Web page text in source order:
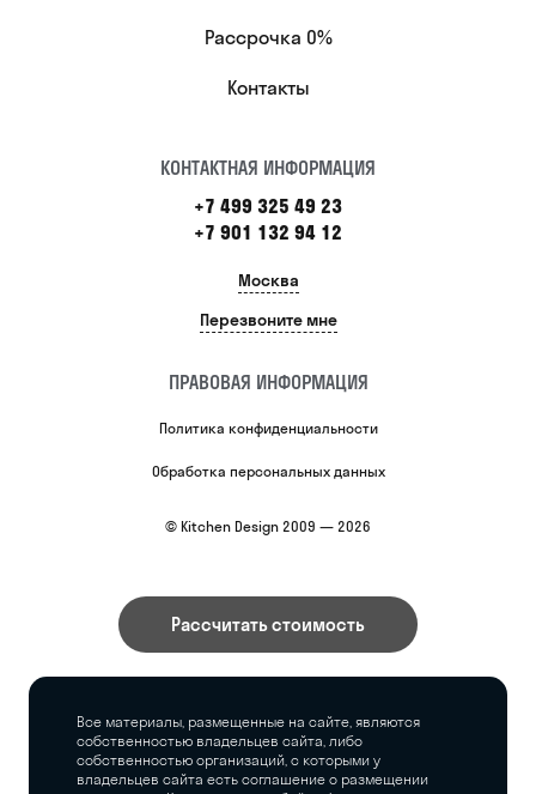
Рассрочка 0%
Контакты
КОНТАКТНАЯ ИНФОРМАЦИЯ
+7 499 325 49 23
+7 901 132 94 12
Москва
Перезвоните мне
ПРАВОВАЯ ИНФОРМАЦИЯ
Политика конфиденциальности
Обработка персональных данных
© Kitchen Design 2009 — 2026
Рассчитать стоимость
Все материалы, размещенные на сайте, являются
собственностью владельцев сайта, либо
собственностью организаций, с которыми у
владельцев сайта есть соглашение о размещении